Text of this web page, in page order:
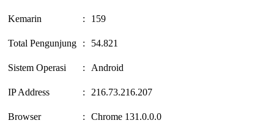
Kemarin : 159
Total Pengunjung : 54.821
Sistem Operasi : Android
IP Address : 216.73.216.207
Browser : Chrome 131.0.0.0